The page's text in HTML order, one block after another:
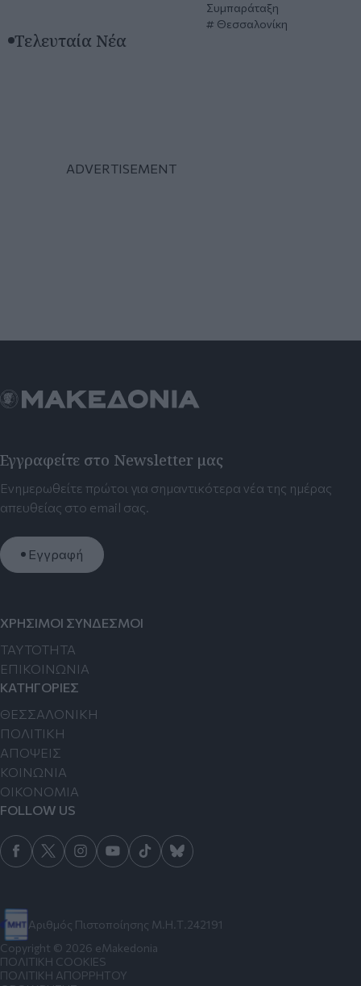
Συμπαράταξη
Θεσσαλονίκη
Τελευταία Νέα
Εγγραφείτε στο Newsletter μας
Ενημερωθείτε πρώτοι για σημαντικότερα νέα της ημέρας
απευθείας στο email σας.
Εγγραφή
Αριθμός Πιστοποίησης Μ.Η.Τ.242191
ΧΡΗΣΙΜΟΙ ΣΥΝΔΕΣΜΟΙ
TAYTOTHTA
ΕΠΙΚΟΙΝΩΝΙΑ
ΚΑΤΗΓΟΡΙΕΣ
ΘΕΣΣΑΛΟΝΙΚΗ
ΠΟΛΙΤΙΚΗ
ΑΠΟΨΕΙΣ
ΚΟΙΝΩΝΙΑ
ΟΙΚΟΝΟΜΙΑ
FOLLOW US
Copyright © 2026 eMakedonia
ΠΟΛΙΤΙΚΗ COOKIES
ΠΟΛΙΤΙΚΗ ΑΠΟΡΡΗΤΟΥ